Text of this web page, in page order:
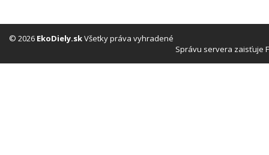
© 2026 EkoDiely.skVšetky práva vyhradené
Správu servera zaisťuje